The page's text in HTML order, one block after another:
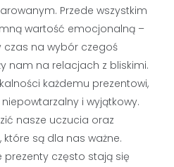
Przede wszystkim
wartość emocjonalną –
czas na wybór czegoś
nam na relacjach z bliskimi.
każdemu prezentowi,
i wyjątkowy.
nasze uczucia oraz
są dla nas ważne.
często stają się